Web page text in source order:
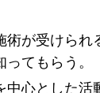
術が受けられ
てもらう。
中心とした